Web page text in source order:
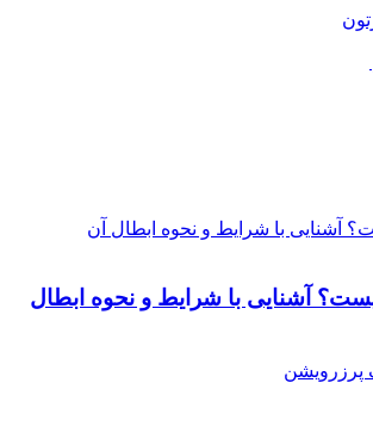
آشنایی با شرایط و نحوه ابطال آن
آشنایی با شرایط و نحوه ابطال
پرزرویشن